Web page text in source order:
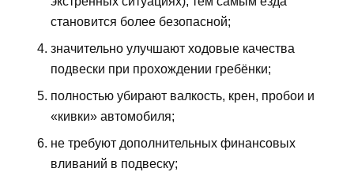
становится более безопасной;
значительно улучшают ходовые качества
подвески при прохождении гребёнки;
полностью убирают валкость, крен, пробои и
«кивки» автомобиля;
не требуют дополнительных финансовых
вливаний в подвеску;